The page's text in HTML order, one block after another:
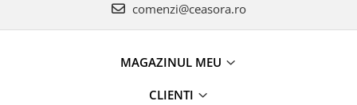
comenzi@ceasora.ro
MAGAZINUL MEU
CLIENTI